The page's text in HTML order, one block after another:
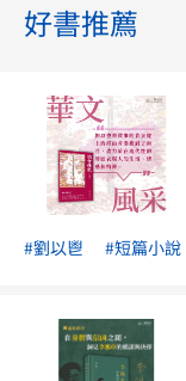
好書推薦
#劉以鬯 #短篇小說